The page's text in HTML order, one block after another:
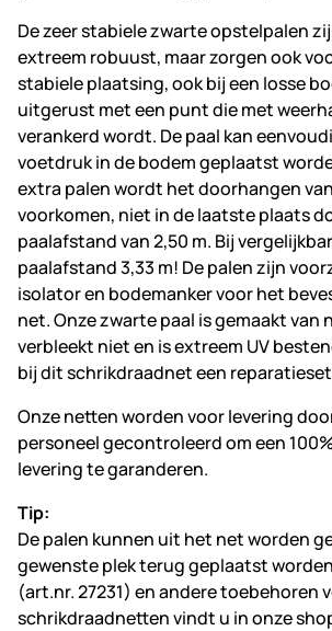
De zeer stabiele zwarte opstelpalen
extreem robuust, maar zorgen ook
stabiele plaatsing, ook bij een losse
uitgerust met een punt die met
verankerd wordt. De paal kan
voetdruk in de bodem geplaatst
extra palen wordt het doorhangen
voorkomen, niet in de laatste plaats
paalafstand van 2,50 m. Bij
paalafstand 3,33 m! De palen zijn
isolator en bodemanker voor het
net. Onze zwarte paal is gemaakt van
verbleekt niet en is extreem UV
bij dit schrikdraadnet een
Onze netten worden voor levering
personeel gecontroleerd om een
levering te garanderen.
Tip:
De palen kunnen uit het net worden
gewenste plek terug geplaatst
(art.nr. 27231) en andere toebehoren
schrikdraadnetten vindt u in onze